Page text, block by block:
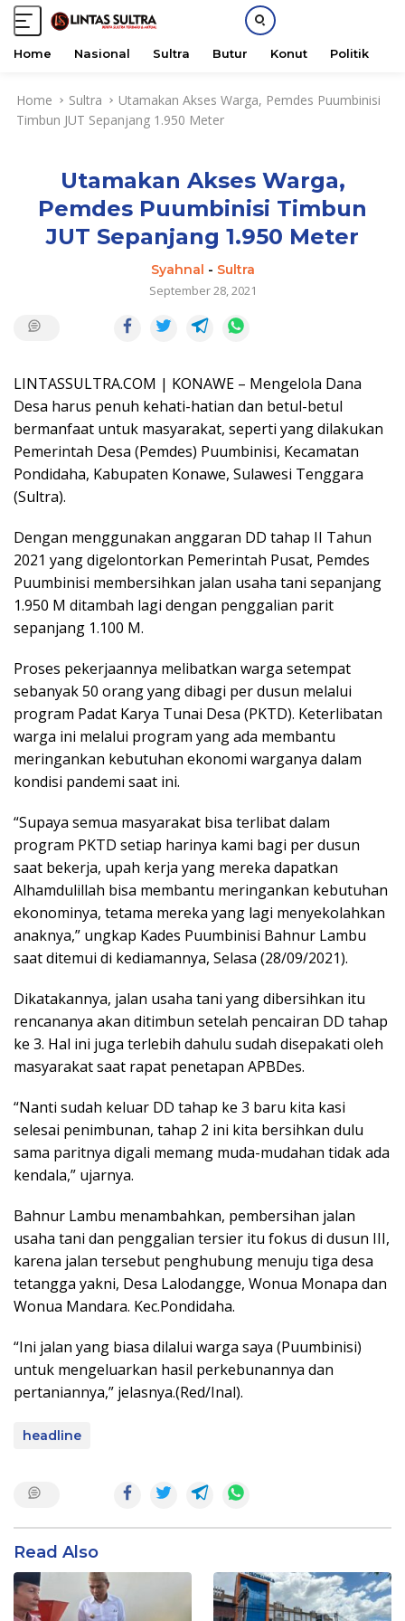
Home Nasional Sultra Butur Konut Politik
Home Sultra
Utamakan Akses Warga, Pemdes Puumbinisi
Timbun JUT Sepanjang 1.950 Meter
Utamakan Akses Warga,
Pemdes Puumbinisi Timbun
JUT Sepanjang 1.950 Meter
Syahnal - Sultra
September 28, 2021
LINTASSULTRA.COM | KONAWE – Mengelola Dana
Desa harus penuh kehati-hatian dan betul-betul
bermanfaat untuk masyarakat, seperti yang dilakukan
Pemerintah Desa (Pemdes) Puumbinisi, Kecamatan
Pondidaha, Kabupaten Konawe, Sulawesi Tenggara
(Sultra).
Dengan menggunakan anggaran DD tahap II Tahun
2021 yang digelontorkan Pemerintah Pusat, Pemdes
Puumbinisi membersihkan jalan usaha tani sepanjang
1.950 M ditambah lagi dengan penggalian parit
sepanjang 1.100 M.
Proses pekerjaannya melibatkan warga setempat
sebanyak 50 orang yang dibagi per dusun melalui
program Padat Karya Tunai Desa (PKTD). Keterlibatan
warga ini melalui program yang ada membantu
meringankan kebutuhan ekonomi warganya dalam
kondisi pandemi saat ini.
“Supaya semua masyarakat bisa terlibat dalam
program PKTD setiap harinya kami bagi per dusun
saat bekerja, upah kerja yang mereka dapatkan
Alhamdulillah bisa membantu meringankan kebutuhan
ekonominya, tetama mereka yang lagi menyekolahkan
anaknya,” ungkap Kades Puumbinisi Bahnur Lambu
saat ditemui di kediamannya, Selasa (28/09/2021).
Dikatakannya, jalan usaha tani yang dibersihkan itu
rencananya akan ditimbun setelah pencairan DD tahap
ke 3. Hal ini juga terlebih dahulu sudah disepakati oleh
masyarakat saat rapat penetapan APBDes.
“Nanti sudah keluar DD tahap ke 3 baru kita kasi
selesai penimbunan, tahap 2 ini kita bersihkan dulu
sama paritnya digali memang muda-mudahan tidak ada
kendala,” ujarnya.
Bahnur Lambu menambahkan, pembersihan jalan
usaha tani dan penggalian tersier itu fokus di dusun III,
karena jalan tersebut penghubung menuju tiga desa
tetangga yakni, Desa Lalodangge, Wonua Monapa dan
Wonua Mandara. Kec.Pondidaha.
“Ini jalan yang biasa dilalui warga saya (Puumbinisi)
untuk mengeluarkan hasil perkebunannya dan
pertaniannya,” jelasnya.(Red/Inal).
headline
Read Also